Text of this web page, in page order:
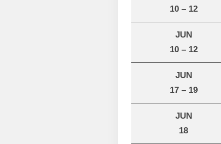
10 – 12
JUN
10 – 12
JUN
17 – 19
JUN
18